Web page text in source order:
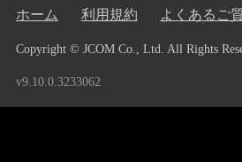
ホーム 利用規約 よくあるご
Copyright © JCOM Co., Ltd. All Rights
v9.10.0.3233062